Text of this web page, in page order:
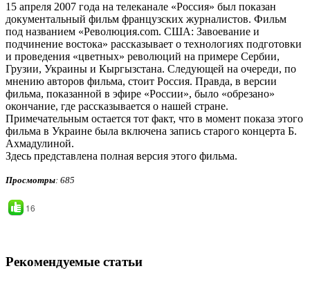
15 апреля 2007 года на телеканале «Россия» был показан
документальный фильм французских журналистов. Фильм
под названием «Революция.com. США: Завоевание и
подчинение востока» рассказывает о технологиях подготовки
и проведения «цветных» революций на примере Сербии,
Грузии, Украины и Кыргызстана. Следующей на очереди, по
мнению авторов фильма, стоит Россия. Правда, в версии
фильма, показанной в эфире «России», было «обрезано»
окончание, где рассказывается о нашей стране.
Примечательным остается тот факт, что в момент показа этого
фильма в Украине была включена запись старого концерта Б.
Ахмадулиной.
Здесь представлена полная версия этого фильма.
Просмотры: 685
16
Рекомендуемые статьи